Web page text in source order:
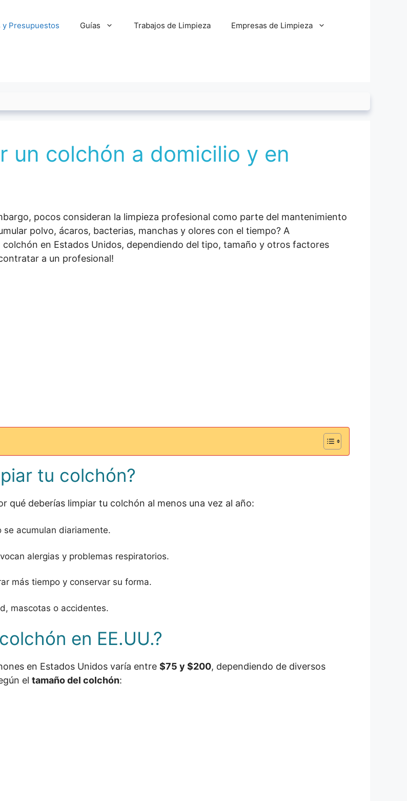
y Presupuestos Guías Trabajos de Limpieza Empresas de Limpieza
un colchón a domicilio y en
pocos consideran la limpieza profesional como parte del mantenimiento
polvo, ácaros, bacterias, manchas y olores con el tiempo? A
en Estados Unidos, dependiendo del tipo, tamaño y otros factores
a un profesional!
tu colchón?
qué deberías limpiar tu colchón al menos una vez al año:
se acumulan diariamente.
alergias y problemas respiratorios.
más tiempo y conservar su forma.
mascotas o accidentes.
en EE.UU.?
en Estados Unidos varía entre $75 y $200, dependiendo de diversos
el tamaño del colchón: